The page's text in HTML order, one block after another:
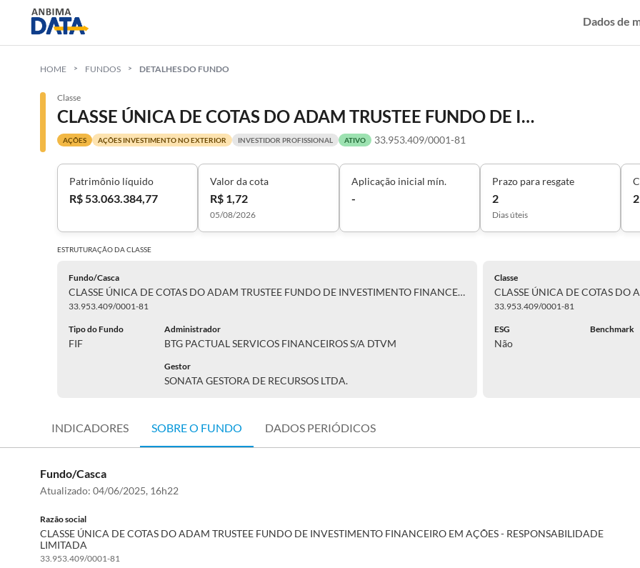
Dados de
HOME FUNDOS DETALHES DO FUNDO
Classe
CLASSE ÚNICA DE COTAS DO ADAM TRUSTEE FUNDO DE INVESTIMENTO FINANCEIRO EM AÇÕES - RESPONSABILIDADE LIMITADA
AÇÕES AÇÕES INVESTIMENTO NO EXTERIOR INVESTIDOR PROFISSIONAL ATIVO 33.953.409/0001-81
Patrimônio líquido
R$ 53.063.384,77
Valor da cota
R$ 1,72
05/08/2026
Aplicação inicial mín.
-
Prazo para resgate
2
Dias úteis
2
ESTRUTURAÇÃO DACLASSE
Fundo/Casca
CLASSE ÚNICA DE COTAS DO ADAM TRUSTEE FUNDO DE INVESTIMENTO FINANCEIRO EM AÇÕES - RESPONSABILIDADE LIMITADA
33.953.409/0001-81
Tipo do Fundo
FIF
Administrador
BTG PACTUAL SERVICOS FINANCEIROS S/A DTVM
Gestor
SONATA GESTORA DE RECURSOS LTDA.
Classe
33.953.409/0001-81
ESG
Não
Benchmark
INDICADORES SOBRE O FUNDO DADOS PERIÓDICOS
Fundo/Casca
Atualizado: 04/06/2025, 16h22
Razão social
CLASSE ÚNICA DE COTAS DO ADAM TRUSTEE FUNDO DE INVESTIMENTO FINANCEIRO EM AÇÕES - RESPONSABILIDADE
LIMITADA
33.953.409/0001-81